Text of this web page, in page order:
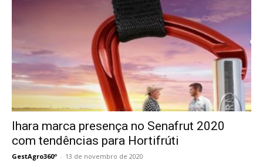
Ihara marca presença no Senafrut 2020
com tendências para Hortifrúti
GestAgro360º - 13 de novembro de 2020